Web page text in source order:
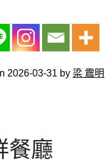
2026-03-31 by 梁 震明
餐廳